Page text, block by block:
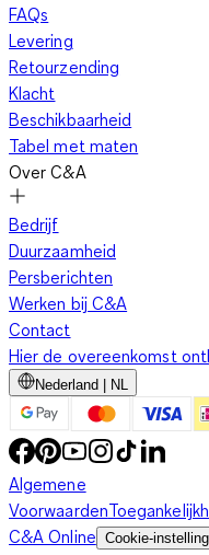
FAQs
Levering
Retourzending
Klacht
Beschikbaarheid
Tabel met maten
Over C&A
Bedrijf
Duurzaamheid
Persberichten
Werken bij C&A
Contact
Hier de overeenkomst
Nederland | NL
Algemene
Voorwaarden
C&A Online Cookie-